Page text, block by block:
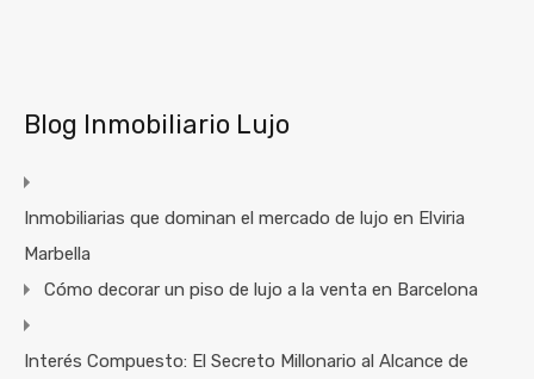
Blog Inmobiliario Lujo
Inmobiliarias que dominan el mercado de lujo en Elviria
Marbella
Cómo decorar un piso de lujo a la venta en Barcelona
Interés Compuesto: El Secreto Millonario al Alcance de